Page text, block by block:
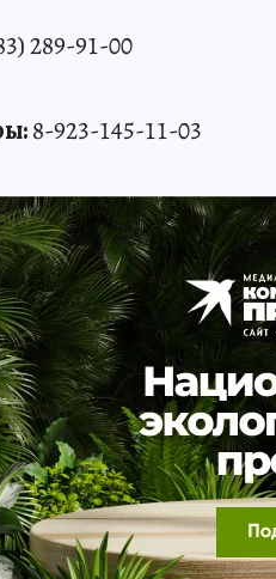
289-91-00
8-923-145-11-03